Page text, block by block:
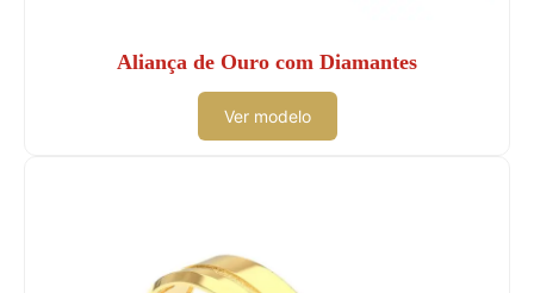
Aliança de Ouro com Diamantes
Ver modelo